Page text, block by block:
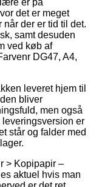
det er meget
der er tid til det.
samt desuden
ved køb af
DG47, A4,
leveret hjem til
bliver
men også
er
står og falder med
> Kopipapir –
aktuel hvis man